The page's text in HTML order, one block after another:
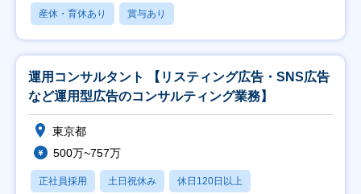
産休・育休あり 賞与あり
運用コンサルタント 【リスティング広告・SNS広告
など運用型広告のコンサルティング業務】
東京都
500万~757万
正社員採用 土日祝休み 休日120日以上